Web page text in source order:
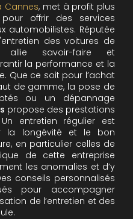
Cannes, met à profit plus
offrir des services
automobilistes. Réputée
des voitures de
allie savoir-faire et
la performance et la
Que ce soit pour l’achat
de gamme, la pose de
ou un dépannage
propose des prestations
Un entretien régulier est
la longévité et le bon
en particulier celles de
de cette entreprise
les anomalies et d’y
conseils personnalisés
pour accompagner
de l’entretien et des